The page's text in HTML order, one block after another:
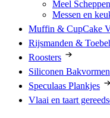
Meel Scheppen
Messen en
Muffin & CupCake
Rijsmanden &
Roosters
Siliconen Bakvormen
Speculaas Plankjes
Vlaai en taart